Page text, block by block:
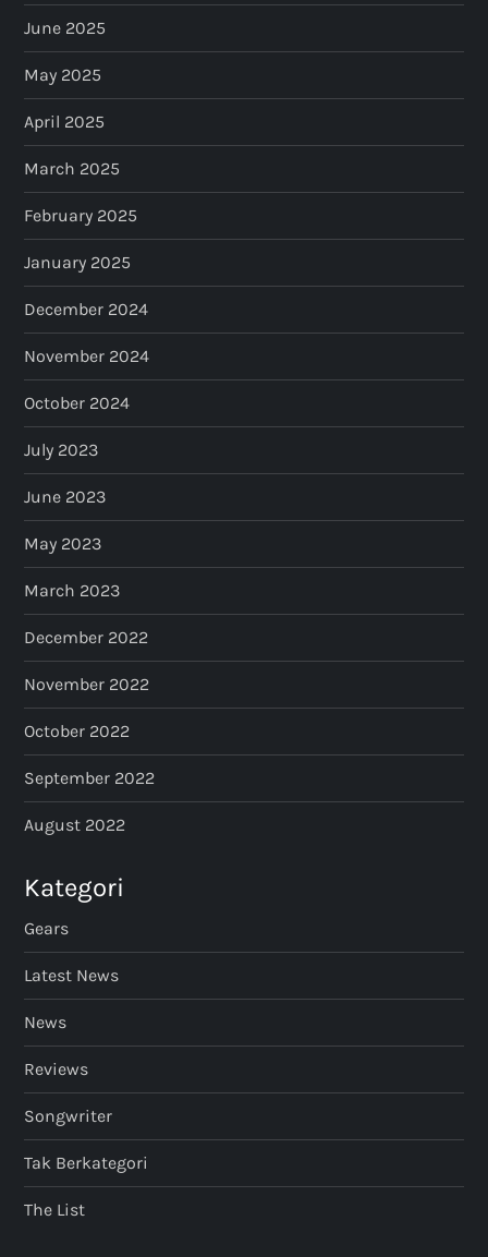
June 2025
May 2025
April 2025
March 2025
February 2025
January 2025
December 2024
November 2024
October 2024
July 2023
June 2023
May 2023
March 2023
December 2022
November 2022
October 2022
September 2022
August 2022
Kategori
Gears
Latest News
News
Reviews
Songwriter
Tak Berkategori
The List